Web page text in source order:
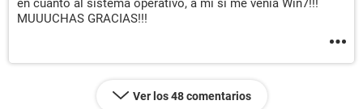
en cuanto al sistema operativo, a mi sí me venía Win7!!!
MUUUCHAS GRACIAS!!!
Ver los 48 comentarios